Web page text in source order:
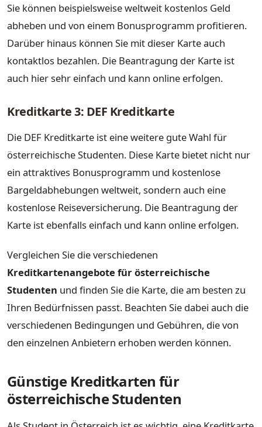
Sie können beispielsweise weltweit kostenlos Geld
abheben und von einem Bonusprogramm profitieren.
Darüber hinaus können Sie mit dieser Karte auch
kontaktlos bezahlen. Die Beantragung der Karte ist
auch hier sehr einfach und kann online erfolgen.
Kreditkarte 3: DEF Kreditkarte
Die DEF Kreditkarte ist eine weitere gute Wahl für
österreichische Studenten. Diese Karte bietet nicht nur
ein attraktives Bonusprogramm und kostenlose
Bargeldabhebungen weltweit, sondern auch eine
kostenlose Reiseversicherung. Die Beantragung der
Karte ist ebenfalls einfach und kann online erfolgen.
Vergleichen Sie die verschiedenen
Kreditkartenangebote für österreichische
Studenten und finden Sie die Karte, die am besten zu
Ihren Bedürfnissen passt. Beachten Sie dabei auch die
verschiedenen Bedingungen und Gebühren, die von
den einzelnen Anbietern erhoben werden können.
Günstige Kreditkarten für
österreichische Studenten